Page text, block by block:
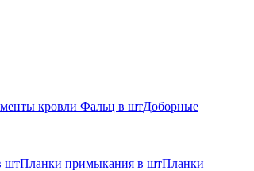
кровли Фальц в штДоборные
штПланки примыкания в штПланки